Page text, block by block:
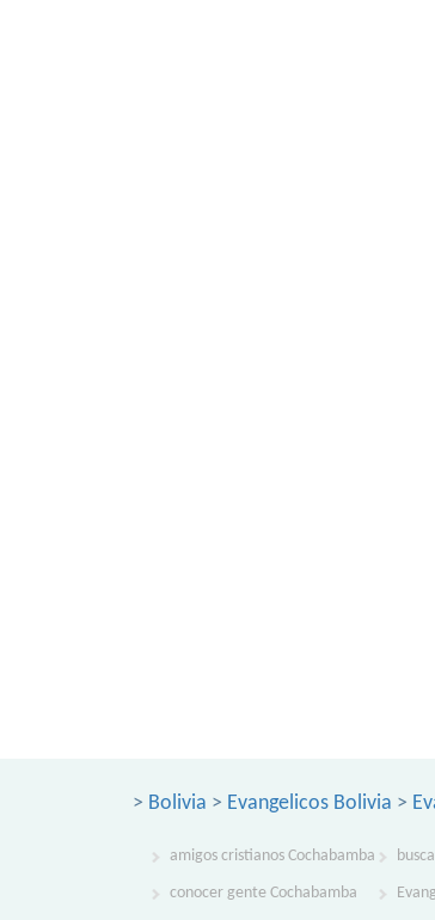
> Bolivia > Evangelicos Bolivia >
amigos cristianos Cochabamba
conocer gente Cochabamba